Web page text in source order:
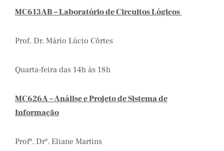
MC613AB – Laboratório de Circuitos Lógicos
Prof. Dr. Mário Lúcio Côrtes
Quarta-feira das 14h às 18h
MC626A – Análise e Projeto de Sistema de
Informação
Profª. Drª. Eliane Martins